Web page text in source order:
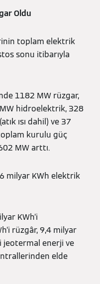
Oldu
toplam elektrik
sonu itibarıyla
1182 MW rüzgar,
hidroelektrik, 328
ısı dahil) ve 37
kurulu güç
MW arttı.
milyar KWh elektrik
KWh’i
rüzgâr, 9,4 milyar
jeotermal enerji ve
elde